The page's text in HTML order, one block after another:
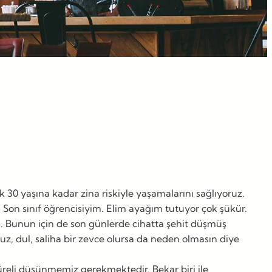
yaşına kadar zina riskiyle yaşamalarını sağlıyoruz.
sınıf öğrencisiyim. Elim ayağım tutuyor çok şükür.
Bunun için de son günlerde cihatta şehit düşmüş
dul, saliha bir zevce olursa da neden olmasın diye
düşünmemiz gerekmektedir. Bekar biri ile